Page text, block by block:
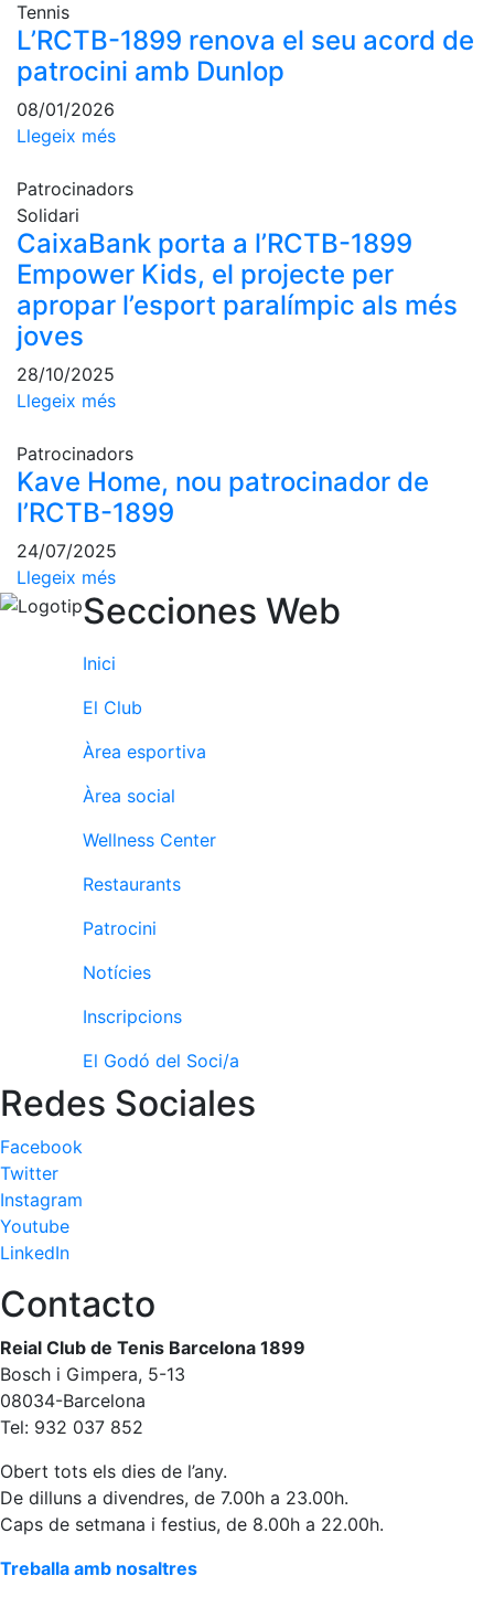
Altres esports
Àrea social
Activitats
Socials
Sortides
culturals
Conferències
i
Inspirational
Talks
Calendari
d'Activitats
Socials
Penyes del
Club
Center
Servei de
fisiosalut
Entrenaments
Activitats
dirigides
Normativa
Restaurants
Restaurant
Chill Out
Piscina
Patrocinadors
Avantatges
socials
Revista
Patrocinador
del Club?
Notícies
Inscripcions
Godó
del
Tennis
L’RCTB-1899 renova el seu acord de
patrocini amb Dunlop
08/01/2026
Llegeix més
Patrocinadors
Solidari
CaixaBank porta a l’RCTB-1899
Empower Kids, el projecte per
apropar l’esport paralímpic als més
joves
28/10/2025
Llegeix més
Patrocinadors
Kave Home, nou patrocinador de
l’RCTB-1899
24/07/2025
Llegeix més
Secciones Web
Inici
El Club
Àrea esportiva
Àrea social
Wellness Center
Restaurants
Patrocini
Notícies
Inscripcions
El Godó del Soci/a
Redes Sociales
Facebook
Twitter
Instagram
Youtube
LinkedIn
Contacto
Reial Club de Tenis Barcelona 1899
Bosch i Gimpera, 5-13
08034-Barcelona
Tel: 932 037 852
Obert tots els dies de l’any.
De dilluns a divendres, de 7.00h a 23.00h.
Caps de setmana i festius, de 8.00h a 22.00h.
Treballa amb nosaltres